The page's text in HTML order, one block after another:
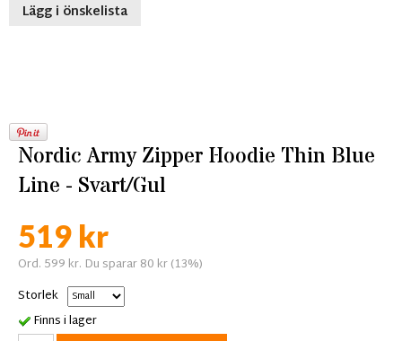
Lägg i önskelista
Nordic Army Zipper Hoodie Thin Blue
Line - Svart/Gul
519 kr
Ord. 599 kr. Du sparar 80 kr (13%)
Storlek
Finns i lager